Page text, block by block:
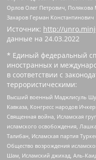
Орлов Олег Петрович,
Захаров Герман Константинович
Источник: http://
данные на 24.03.2022
* Единый федеральный
иностранных и
в соответствии с
террористическими:
Высший военный Маджлисуль
Кавказа, Конгресс народов
Священная война, Исламская
исламского освобождения,
Талибан, Исламская партия
Общество возрождения
Шам, Исламский джихад, Аль-